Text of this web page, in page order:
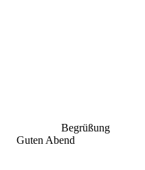
Begrüßung
Guten Abend